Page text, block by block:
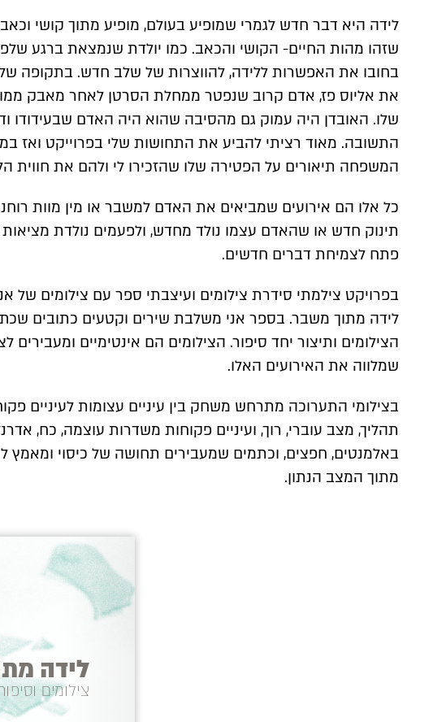
לידה היא דבר חדש לגמרי שמופיע בעולם, מופיע מתוך קושי
שזהו מהות החיים- הקושי והכאב. כמו יולדת שנמצאת ברגע
בחובו את האפשרות ללידה, להווצרות של שלב חדש. בתקופה
את אליוס פז, אדם קרוב שנפטר ממחלת הסרטן לאחר מאבק
שלו. האובדן היה עמוק גם מהסיבה שהוא היה האדם שבעידודו
התשובה. מאוד רציתי להביע את התחושות שלי בפרוייקט ואז
המשפחה תיאורים על הפטירה שלו שהזכירו לי ולהם את חווית
כל אלו הם אירועים שמביאים את האדם למשבר או מין מוות
תינוק חדש או שהאדם עצמו נולד מחדש, ולפעמים נולדת
פתח לצמיחת דברים חדשים.
בפרויקט צילמתי סידרת צילומים ועיצבתי ספר עם צילומים של
לידה מתוך משבר. בספר אני משלבת שירים וקטעים כתובים
הצילומים ותיצור יחד סיפור. הצילומים הם אינטימיים
שמלווה את האירועים האלו.
בצילומי התערוכה מתרחש משחק בין עיניים עצומות לעיניים
תהליך, מצב עוברי, רוך, ועיניים פקוחות משדרות עוצמה, כח,
באלמנטים, חפצים, וכתמים שמעבירים תחושה של כיסוי ומאמץ
מתוך המצב הנתון.